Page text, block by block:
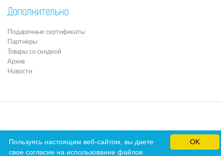
Дополнительно
Подарочные сертификаты
Партнёры
Товары со скидкой
Архив
Новости
OK
Пользуясь настоящим веб-сайтом, вы даете
свое согласие на использование файлов